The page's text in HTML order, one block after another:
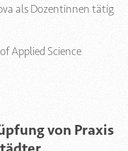
als Dozentinnen tätig
Applied Science
von Praxis